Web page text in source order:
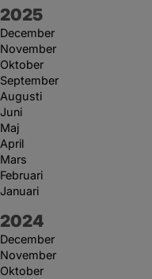
År:
2025
December
November
Oktober
September
Augusti
Juni
Maj
April
Mars
Februari
Januari
År:
2024
December
November
Oktober